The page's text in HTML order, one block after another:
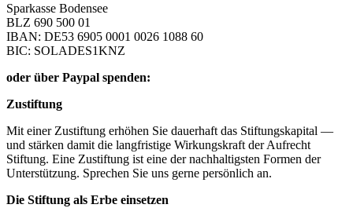
Sparkasse Bodensee
BLZ 690 500 01
IBAN: DE53 6905 0001 0026 1088 60
BIC: SOLADES1KNZ
oder über Paypal spenden:
Zustiftung
Mit einer Zustiftung erhöhen Sie dauerhaft das Stiftungskapital —
und stärken damit die langfristige Wirkungskraft der Aufrecht
Stiftung. Eine Zustiftung ist eine der nachhaltigsten Formen der
Unterstützung. Sprechen Sie uns gerne persönlich an.
Die Stiftung als Erbe einsetzen